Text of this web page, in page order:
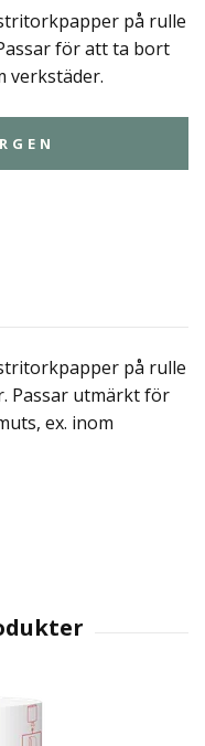
på rulle
för att ta bort
verkstäder.
på rulle
Passar utmärkt för
ex. inom